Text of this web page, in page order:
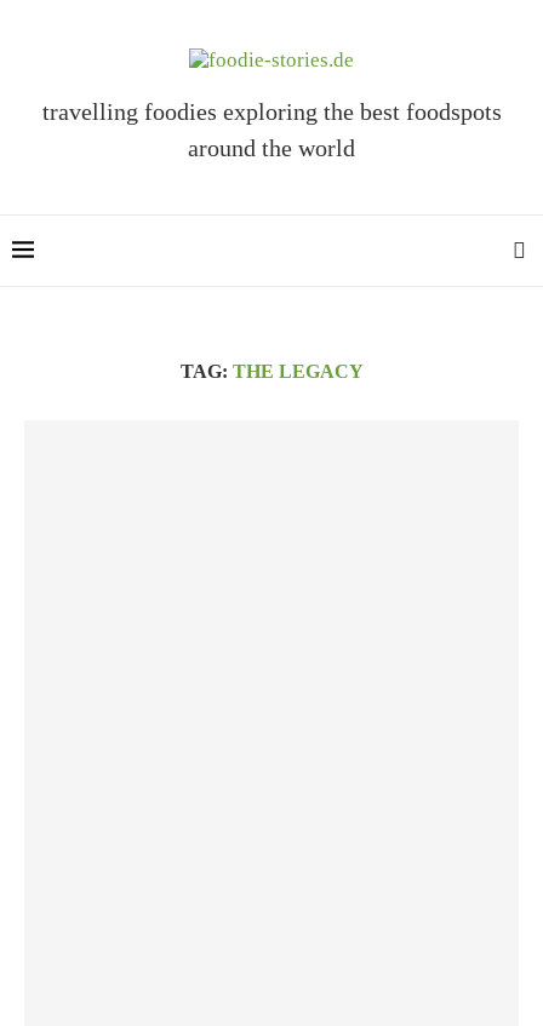
travelling foodies exploring the best foodspots
around the world
TAG: THE LEGACY